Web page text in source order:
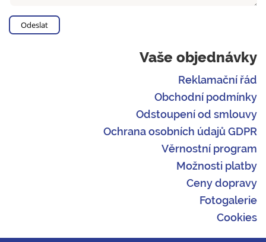
Vaše objednávky
Reklamační řád
Obchodní podmínky
Odstoupení od smlouvy
Ochrana osobních údajů GDPR
Věrnostní program
Možnosti platby
Ceny dopravy
Fotogalerie
Cookies